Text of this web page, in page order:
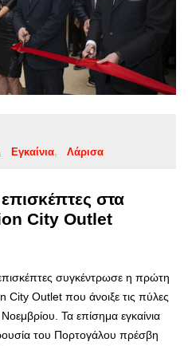
Εγκαίνια Λάρισα
στα
City Outlet
συγκέντρωσε η πρώτη
City Outlet που άνοιξε τις πύλες
Τα επίσημα εγκαίνια
του Πορτογάλου πρέσβη